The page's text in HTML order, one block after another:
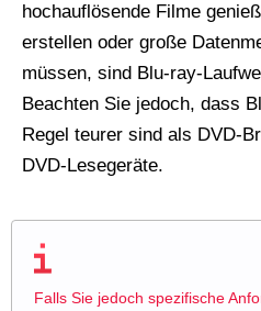
hochauflösende Filme
erstellen oder große
müssen, sind Blu-ray-
Beachten Sie jedoch, dass
Regel teurer sind als DVD-
DVD-Lesegeräte.
Falls Sie jedoch spezifische